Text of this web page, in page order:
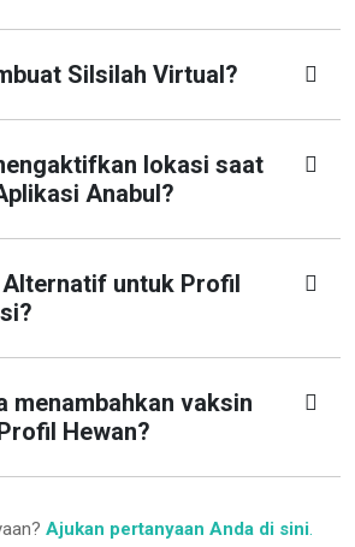
Silsilah Virtual?
lokasi saat
Anabul?
untuk Profil
menambahkan vaksin
Hewan?
Ajukan pertanyaan Anda di sini.